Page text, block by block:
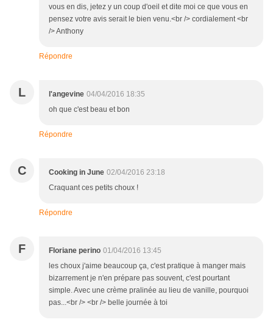
vous en dis, jetez y un coup d'oeil et dite moi ce que vous en
pensez votre avis serait le bien venu.<br /> cordialement <br
/> Anthony
Répondre
L l'angevine 04/04/2016 18:35
oh que c'est beau et bon
Répondre
C Cooking in June 02/04/2016 23:18
Craquant ces petits choux !
Répondre
F Floriane perino 01/04/2016 13:45
les choux j'aime beaucoup ça, c'est pratique à manger mais
bizarrement je n'en prépare pas souvent, c'est pourtant
simple. Avec une crème pralinée au lieu de vanille, pourquoi
pas...<br /> <br /> belle journée à toi